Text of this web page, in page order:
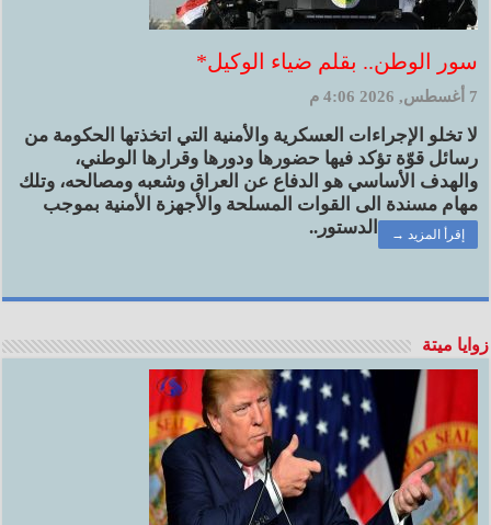
سور الوطن.. بقلم ضياء الوكيل*
7 أغسطس, 2026 4:06 م
لا تخلو الإجراءات العسكرية والأمنية التي اتخذتها الحكومة من
رسائل قوّة تؤكد فيها حضورها ودورها وقرارها الوطني،
والهدف الأساسي هو الدفاع عن العراق وشعبه ومصالحه، وتلك
مهام مسندة الى القوات المسلحة والأجهزة الأمنية بموجب
الدستور..
إقرأ المزيد →
زوايا ميتة